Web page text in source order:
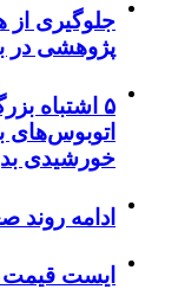
جلوگیری از
پژوهشی در
۵ اشتباه
اتوبوس‌های
خورشیدی
ادامه
ایست قیمت